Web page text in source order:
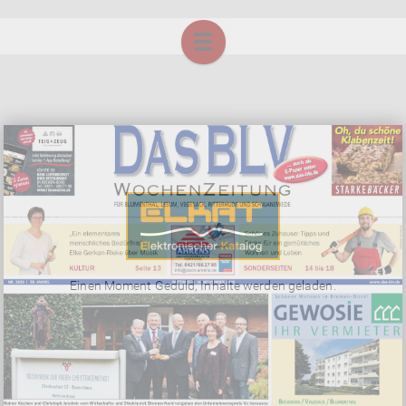
Einen Moment Geduld, Inhalte werden geladen.